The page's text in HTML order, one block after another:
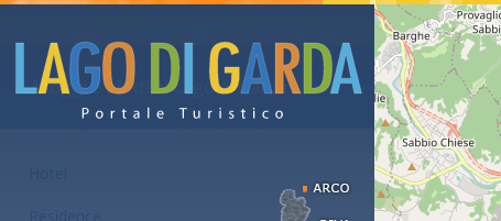
Alloggi e affitti al Lago di Garda